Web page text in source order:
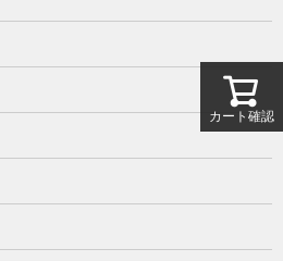
カート確認